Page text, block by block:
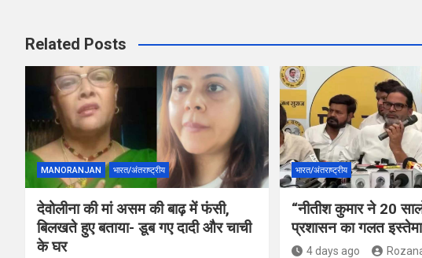
Related Posts
MANORANJAN भारत/अंतराष्ट्रीय
देवोलीना की मां असम की बाढ़ में फंसी,
बिलखते हुए बताया- डूब गए दादी और चाची
के घर
भारत/अंतराष्ट्रीय
“नीतीश कुमार ने 20
प्रशासन का गलत
4 days ago